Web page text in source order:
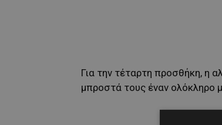
Για την τέταρτη προσθήκη, η
μπροστά τους έναν ολόκληρο